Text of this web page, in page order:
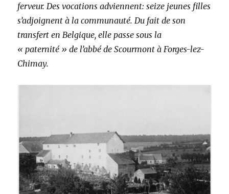
ferveur. Des vocations adviennent: seize jeunes filles
s’adjoignent à la communauté. Du fait de son
transfert en Belgique, elle passe sous la
« paternité » de l’abbé de Scourmont à Forges-lez-
Chimay.